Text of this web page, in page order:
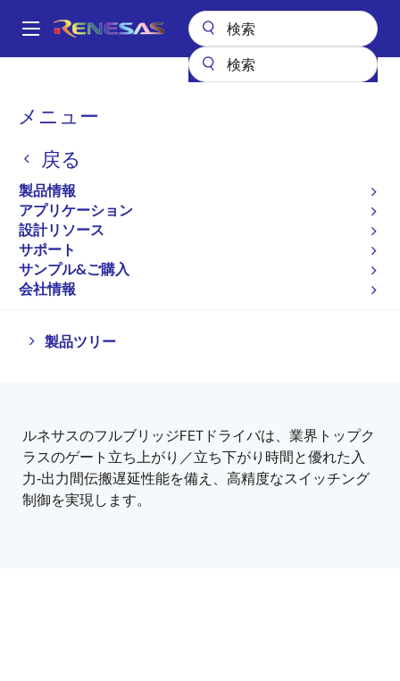
ン
Main
メニュー
戻る
製品情報
アプリケーション
設計リソース
サポート
サンプル&ご購入
会社情報
パ
く
ず
パワー & パワーマネジメント
FETドライバ
フルブリッジFETドライバ
ページセクションへ移動：
製品ツリー
Close
Open
ルネサスのフルブリッジFETドライバは、業界トップク
ラスのゲート立ち上がり／立ち下がり時間と優れた入
力‑出力間伝搬遅延性能を備え、高精度なスイッチング
制御を実現します。